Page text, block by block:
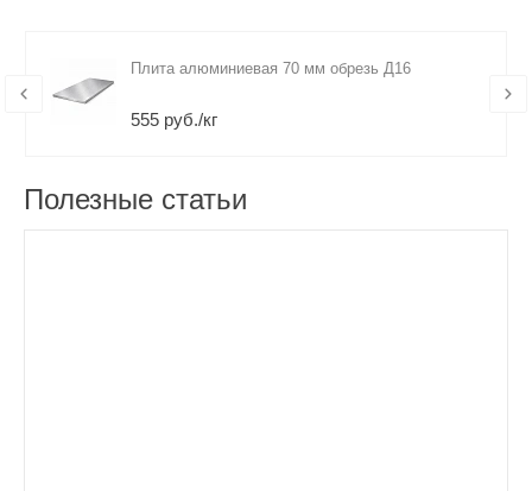
Плита алюминиевая 70 мм обрезь Д16
555 руб./кг
Полезные статьи